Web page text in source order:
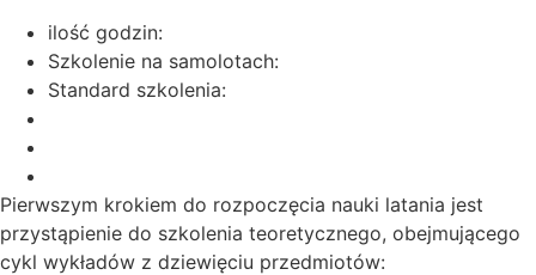
ilość godzin:
Szkolenie na samolotach:
Standard szkolenia:
Pierwszym krokiem do rozpoczęcia nauki latania jest
przystąpienie do szkolenia teoretycznego, obejmującego
cykl wykładów z dziewięciu przedmiotów: